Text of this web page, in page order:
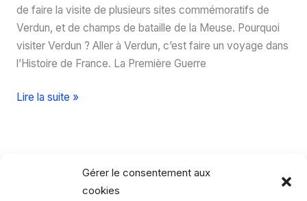
Gérer le consentement aux
cookies
de faire la visite de plusieurs sites commémoratifs de
Verdun, et de champs de bataille de la Meuse. Pourquoi
visiter Verdun ? Aller à Verdun, c’est faire un voyage dans
l’Histoire de France. La Première Guerre
Visite
Lire la suite »